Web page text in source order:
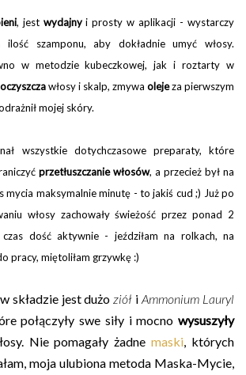
, jest wydajnyi prosty w aplikacji - wystarczy
ilość szamponu, aby dokładnie umyć włosy.
w metodzie kubeczkowej, jak i roztarty w
oczyszczawłosy i skalp, zmywa olejeza pierwszym
mojej skóry.
wszystkie dotychczasowe preparaty, które
przetłuszczanie włosów, a przecież był na
mycia maksymalnie minutę - to jakiś cud ;) Już po
włosy zachowały świeżość przez ponad 2
dość aktywnie - jeździłam na rolkach, na
pracy, miętoliłam grzywkę :)
składzie jest dużo ziół iAmmonium Lauryl
połączyły swe siły i mocno wysuszyły
Nie pomagały żadnemaski , których
moja ulubiona metoda Maska-Mycie,